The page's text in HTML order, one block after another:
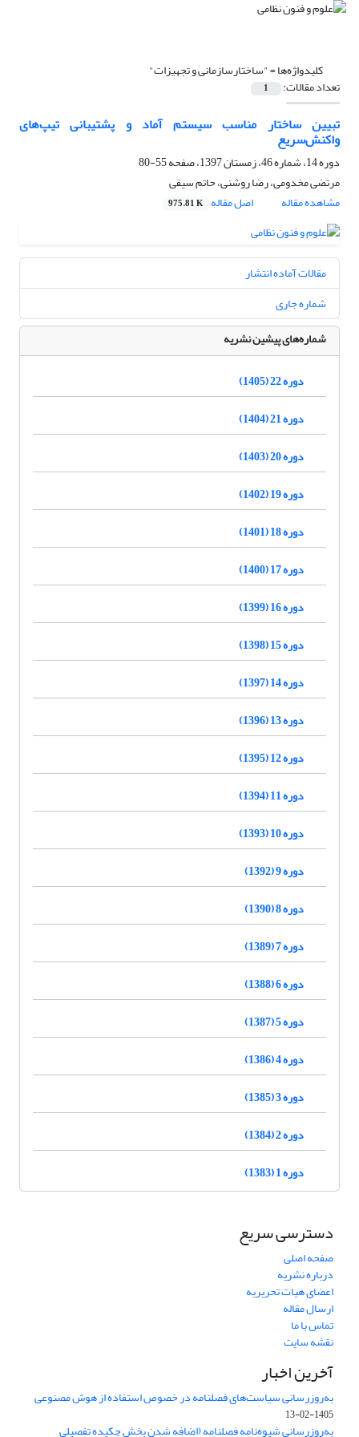
کلیدواژه‌ها ="ساختارسازمانی و تجهیزات"
تعداد مقالات: 1
تبیین ساختار مناسب سیستم آماد و پشتیبانی تیپ‌های
واکنش‌سریع
دوره 14، شماره 46، زمستان 1397، صفحه
55-80
مرتضی مخدومی، رضا روشنی، حاتم سیفی
مشاهده مقاله
اصل مقاله 975.81 K
مقالات آماده انتشار
شماره جاری
شماره‌های پیشین نشریه
دوره 22 (1405)
دوره 21 (1404)
دوره 20 (1403)
دوره 19 (1402)
دوره 18 (1401)
دوره 17 (1400)
دوره 16 (1399)
دوره 15 (1398)
دوره 14 (1397)
دوره 13 (1396)
دوره 12 (1395)
دوره 11 (1394)
دوره 10 (1393)
دوره 9 (1392)
دوره 8 (1390)
دوره 7 (1389)
دوره 6 (1388)
دوره 5 (1387)
دوره 4 (1386)
دوره 3 (1385)
دوره 2 (1384)
دوره 1 (1383)
دسترسی سریع
صفحه اصلی
درباره نشریه
اعضای هیات تحریریه
ارسال مقاله
تماس با ما
نقشه سایت
آخرین اخبار
به‌روزرسانی سیاست‌های فصلنامه در خصوص استفاده از هوش مصنوعی
1405-02-13
به‌روزرسانی شیوه‌نامه فصلنامه (اضافه شدن بخش چکیده تفصیلی